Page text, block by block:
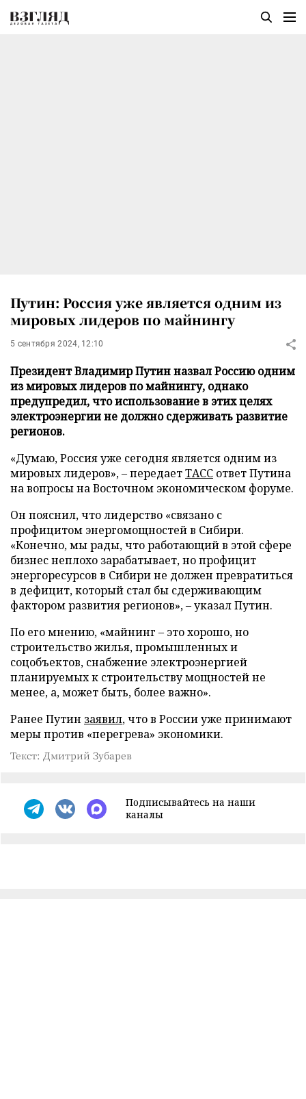
Путин: Россия уже является одним из
мировых лидеров по майнингу
5 сентября 2024, 12:10
Президент Владимир Путин назвал Россию одним
из мировых лидеров по майнингу, однако
предупредил, что использование в этих целях
электроэнергии не должно сдерживать развитие
регионов.
«Думаю, Россия уже сегодня является одним из
мировых лидеров», – передаетТАСС ответ Путина
на вопросы на Восточном экономическом форуме.
Он пояснил, что лидерство «связано с
профицитом энергомощностей в Сибири.
«Конечно, мы рады, что работающий в этой сфере
бизнес неплохо зарабатывает, но профицит
энергоресурсов в Сибири не должен превратиться
в дефицит, который стал бы сдерживающим
фактором развития регионов», – указал Путин.
По его мнению, «майнинг – это хорошо, но
строительство жилья, промышленных и
соцобъектов, снабжение электроэнергией
планируемых к строительству мощностей не
менее, а, может быть, более важно».
Ранее Путин заявил, что в России уже принимают
меры против «перегрева» экономики.
Текст: Дмитрий Зубарев
Подписывайтесь на наши
каналы